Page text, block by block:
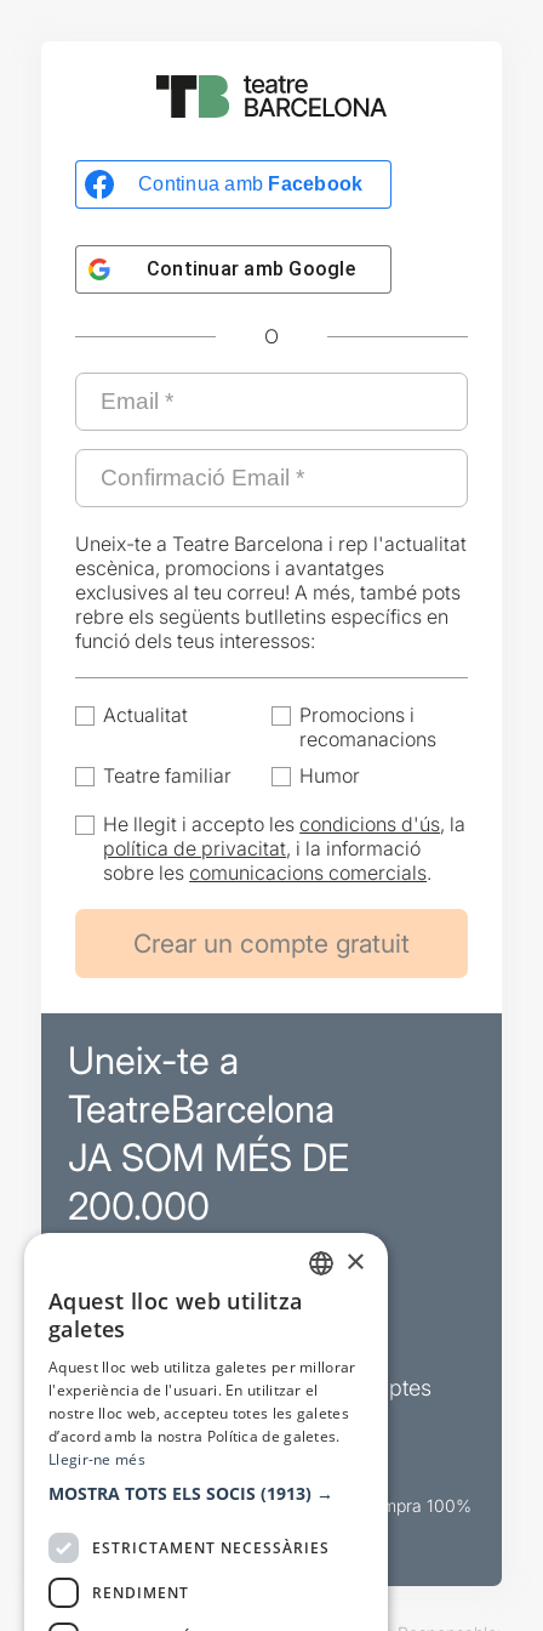
Continua amb Facebook
Continuar amb Google
O
Uneix-te a Teatre Barcelona i rep l'actualitat
escènica, promocions i avantatges
exclusives al teu correu! A més, també pots
rebre els següents butlletins específics en
funció dels teus interessos:
Actualitat
Promocions i
recomanacions
Teatre familiar
Humor
He llegit i accepto lescondicions d'ús, la
política de privacitat, i la informació
sobre lescomunicacions comercials.
Uneix-te a
TeatreBarcelona
JA SOM MÉS DE
200.000
Sortejos exclusius
Butlletins d’actualitat i descomptes
Valora espectacles
Canal oficial de venda teatral Compra 100%
×
Aquest lloc web utilitza
galetes
Aquest lloc web utilitza galetes per millorar
l'experiència de l'usuari. En utilitzar el
nostre lloc web, accepteu totes les galetes
d’acord amb la nostra Política de galetes.
Llegir-ne més
MOSTRA TOTS ELS SOCIS (1913) →
ESTRICTAMENT NECESSÀRIES
RENDIMENT